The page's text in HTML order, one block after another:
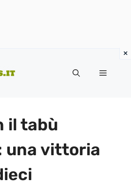
Menu
il tabù
una vittoria